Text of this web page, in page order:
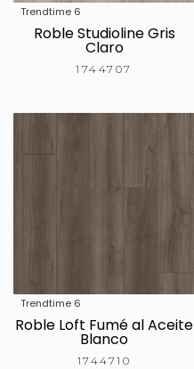
Trendtime 6
Roble Studioline Gris
Claro
1744707
Trendtime 6
Roble Loft Fumé al Aceite
Blanco
1744710